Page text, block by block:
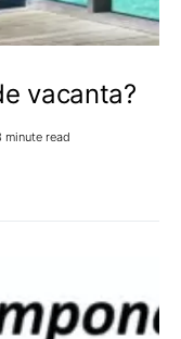
vacanta?
minute read